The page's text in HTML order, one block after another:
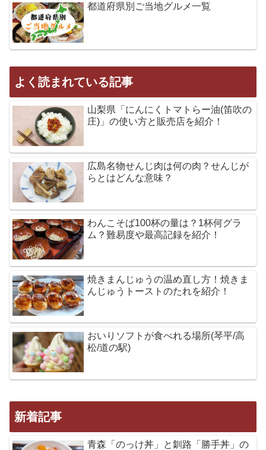
都道府県別ご当地グルメ一覧
よく読まれている記事
山梨県「にんにくトマトらー油(笛吹の
庄)」の使い方と販売店を紹介！
広島名物せんじ肉は何の肉？せんじが
らとはどんな意味？
わんこそば100杯の量は？1杯何グラ
ム？難易度や最高記録を紹介！
焼きまんじゅうの温め直し方！焼きま
んじゅうトーストのたれを紹介！
おいりソフトが食べれる場所(琴平/高
松/道の駅)
新着記事
青森「のっけ丼」と釧路「勝手丼」の